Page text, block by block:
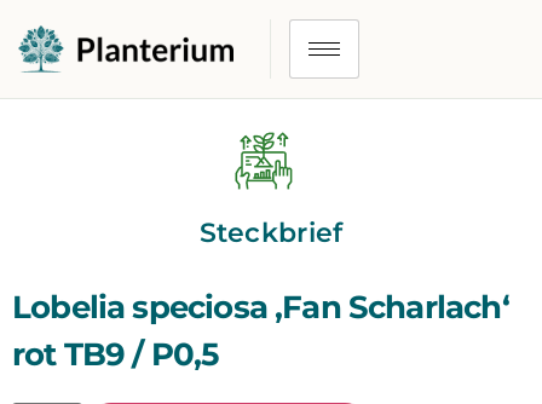
Steckbrief
Lobelia speciosa ‚Fan Scharlach‘
rot TB9 / P0,5